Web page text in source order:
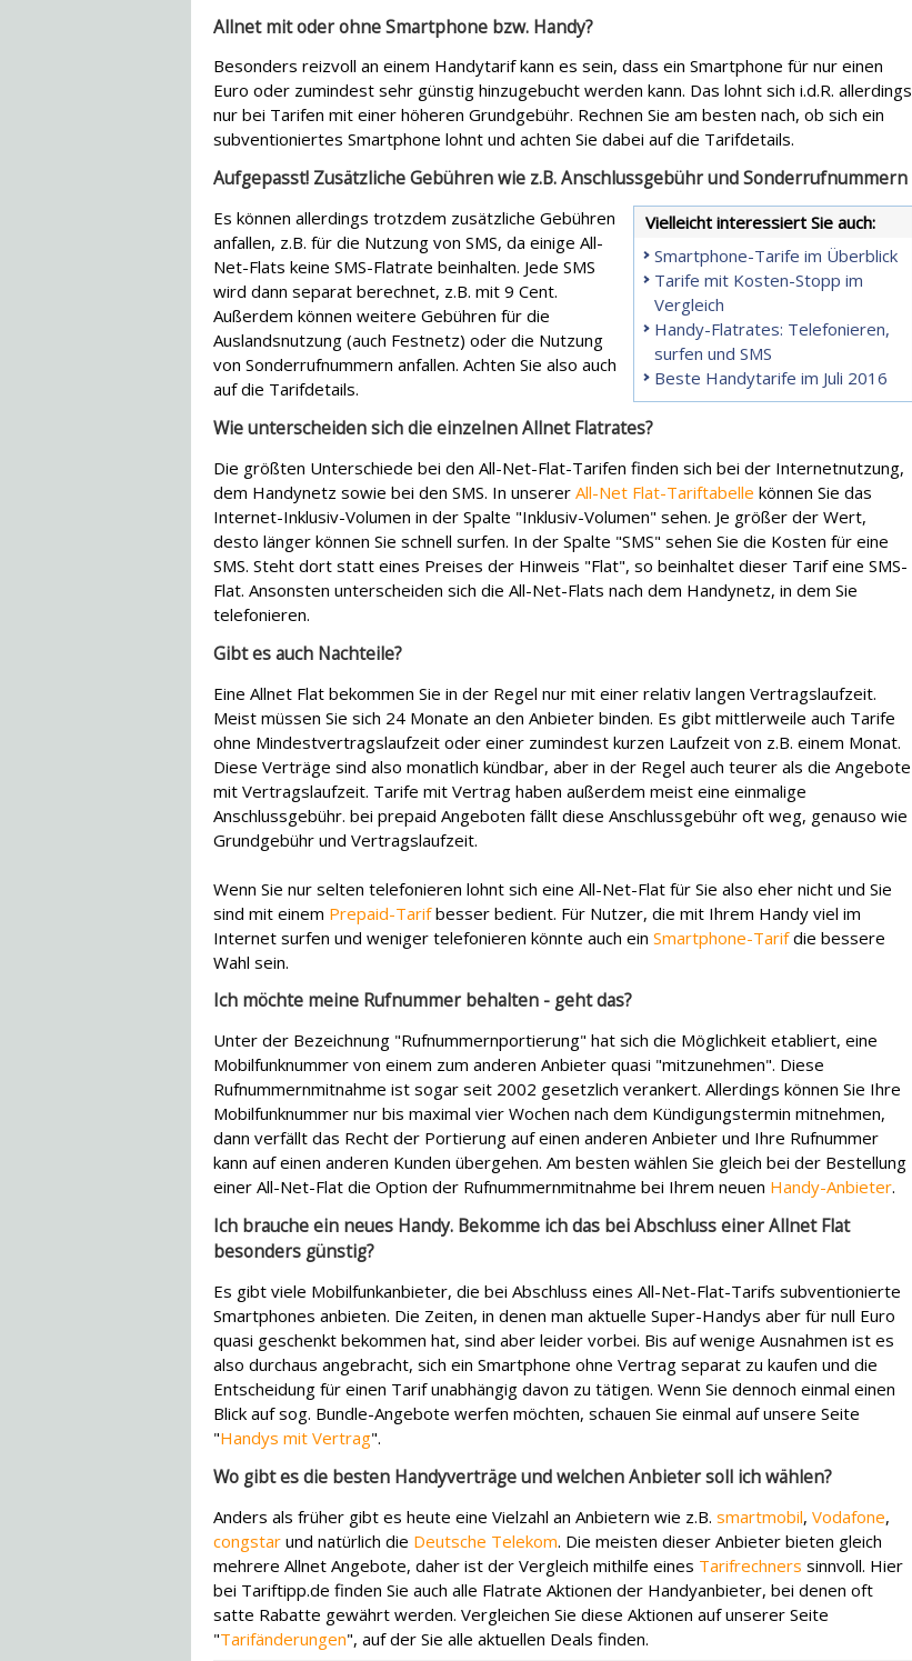
Allnet mit oder ohne Smartphone bzw. Handy?
Besonders reizvoll an einem Handytarif kann es sein, dass ein Smartphone für nur einen
Euro oder zumindest sehr günstig hinzugebucht werden kann. Das lohnt sich i.d.R. allerdings
nur bei Tarifen mit einer höheren Grundgebühr. Rechnen Sie am besten nach, ob sich ein
subventioniertes Smartphone lohnt und achten Sie dabei auf die Tarifdetails.
Aufgepasst! Zusätzliche Gebühren wie z.B. Anschlussgebühr und Sonderrufnummern
Vielleicht interessiert Sie auch:
Smartphone-Tarife im Überblick
Tarife mit Kosten-Stopp im
Vergleich
Handy-Flatrates: Telefonieren,
surfen und SMS
Beste Handytarife im Juli 2016
Es können allerdings trotzdem zusätzliche Gebühren
anfallen, z.B. für die Nutzung von SMS, da einige All-
Net-Flats keine SMS-Flatrate beinhalten. Jede SMS
wird dann separat berechnet, z.B. mit 9 Cent.
Außerdem können weitere Gebühren für die
Auslandsnutzung (auch Festnetz) oder die Nutzung
von Sonderrufnummern anfallen. Achten Sie also auch
auf die Tarifdetails.
Wie unterscheiden sich die einzelnen Allnet Flatrates?
Die größten Unterschiede bei den All-Net-Flat-Tarifen finden sich bei der Internetnutzung,
dem Handynetz sowie bei den SMS. In unserer All-Net Flat-Tariftabelle können Sie das
Internet-Inklusiv-Volumen in der Spalte "Inklusiv-Volumen" sehen. Je größer der Wert,
desto länger können Sie schnell surfen. In der Spalte "SMS" sehen Sie die Kosten für eine
SMS. Steht dort statt eines Preises der Hinweis "Flat", so beinhaltet dieser Tarif eine SMS-
Flat. Ansonsten unterscheiden sich die All-Net-Flats nach dem Handynetz, in dem Sie
telefonieren.
Gibt es auch Nachteile?
Eine Allnet Flat bekommen Sie in der Regel nur mit einer relativ langen Vertragslaufzeit.
Meist müssen Sie sich 24 Monate an den Anbieter binden. Es gibt mittlerweile auch Tarife
ohne Mindestvertragslaufzeit oder einer zumindest kurzen Laufzeit von z.B. einem Monat.
Diese Verträge sind also monatlich kündbar, aber in der Regel auch teurer als die Angebote
mit Vertragslaufzeit. Tarife mit Vertrag haben außerdem meist eine einmalige
Anschlussgebühr. bei prepaid Angeboten fällt diese Anschlussgebühr oft weg, genauso wie
Grundgebühr und Vertragslaufzeit.
Wenn Sie nur selten telefonieren lohnt sich eine All-Net-Flat für Sie also eher nicht und Sie
sind mit einem Prepaid-Tarifbesser bedient. Für Nutzer, die mit Ihrem Handy viel im
Internet surfen und weniger telefonieren könnte auch ein Smartphone-Tarifdie bessere
Wahl sein.
Ich möchte meine Rufnummer behalten - geht das?
Unter der Bezeichnung "Rufnummernportierung" hat sich die Möglichkeit etabliert, eine
Mobilfunknummer von einem zum anderen Anbieter quasi "mitzunehmen". Diese
Rufnummernmitnahme ist sogar seit 2002 gesetzlich verankert. Allerdings können Sie Ihre
Mobilfunknummer nur bis maximal vier Wochen nach dem Kündigungstermin mitnehmen,
dann verfällt das Recht der Portierung auf einen anderen Anbieter und Ihre Rufnummer
kann auf einen anderen Kunden übergehen. Am besten wählen Sie gleich bei der Bestellung
einer All-Net-Flat die Option der Rufnummernmitnahme bei Ihrem neuen Handy-Anbieter.
Ich brauche ein neues Handy. Bekomme ich das bei Abschluss einer Allnet Flat
besonders günstig?
Es gibt viele Mobilfunkanbieter, die bei Abschluss eines All-Net-Flat-Tarifs subventionierte
Smartphones anbieten. Die Zeiten, in denen man aktuelle Super-Handys aber für null Euro
quasi geschenkt bekommen hat, sind aber leider vorbei. Bis auf wenige Ausnahmen ist es
also durchaus angebracht, sich ein Smartphone ohne Vertrag separat zu kaufen und die
Entscheidung für einen Tarif unabhängig davon zu tätigen. Wenn Sie dennoch einmal einen
Blick auf sog. Bundle-Angebote werfen möchten, schauen Sie einmal auf unsere Seite
"Handys mit Vertrag".
Wo gibt es die besten Handyverträge und welchen Anbieter soll ich wählen?
Anders als früher gibt es heute eine Vielzahl an Anbietern wie z.B. smartmobil, Vodafone,
congstar und natürlich die Deutsche Telekom. Die meisten dieser Anbieter bieten gleich
mehrere Allnet Angebote, daher ist der Vergleich mithilfe eines Tarifrechners sinnvoll. Hier
bei Tariftipp.de finden Sie auch alle Flatrate Aktionen der Handyanbieter, bei denen oft
satte Rabatte gewährt werden. Vergleichen Sie diese Aktionen auf unserer Seite
"Tarifänderungen", auf der Sie alle aktuellen Deals finden.